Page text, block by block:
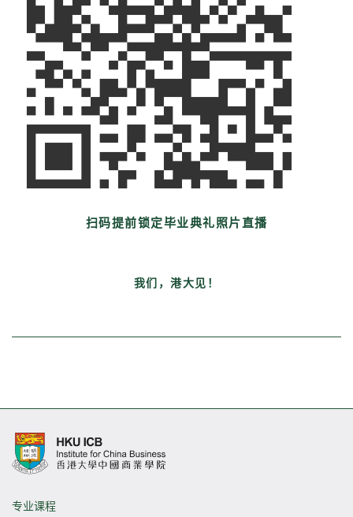
扫码提前锁定毕业典礼照片直播
我们，港大见！
专业课程